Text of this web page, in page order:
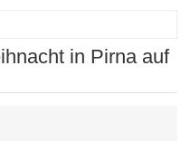
in Pirna auf